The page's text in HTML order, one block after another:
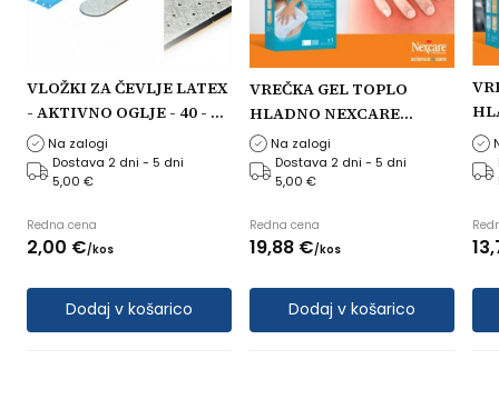
VLOŽKI ZA ČEVLJE LATEX
- AKTIVNO OGLJE - 40 - 45
Velikost vložka: 40 - 45
Na zalogi
Dostava 2 dni - 5 dni
5,00 €
Redna cena
2,00 €/kos
Dodaj v košarico
VREČKA GEL TOPLO
HLADNO NEXCARE
19,5x30CM COLD HOT
MAXI
Na zalogi
Dostava 2 dni - 5 dni
5,00 €
Redna cena
19,88 €/kos
Dodaj v košarico
13,